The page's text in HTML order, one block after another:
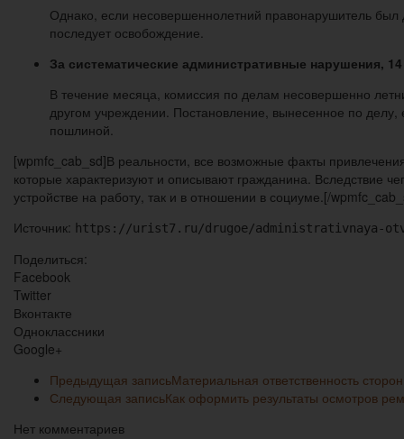
Однако, если несовершеннолетний правонарушитель был
последует освобождение.
За систематические административные нарушения,
В течение месяца, комиссия по делам несовершенно
другом учреждении. Постановление, вынесенное по делу,
пошлиной.
[wpmfc_cab_sd]В реальности, все возможные факты
которые характеризуют и описывают гражданина. Вследствие
устройстве на работу, так и в отношении в социуме.[/
Источник: https://urist7.ru/drugoe/administrativnaya-
Поделиться:
Facebook
Twitter
Вконтакте
Одноклассники
Google+
Предыдущая записьМатериальная ответственность
Следующая записьКак оформить результаты осмотров
Нет комментариев